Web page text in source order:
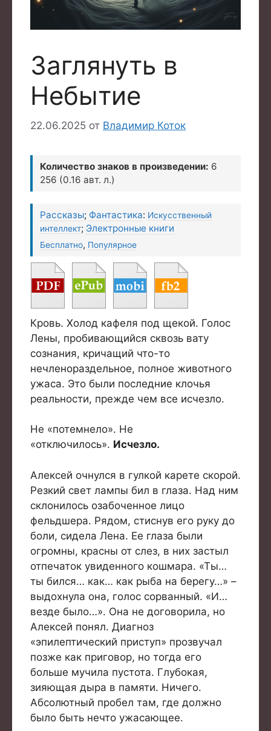
Заглянуть в
Небытие
22.06.2025 от Владимир Коток
Количество знаков в произведении: 6
256 (0.16 авт. л.)
Рассказы; Фантастика: Искусственный
интеллект; Электронные книги
Бесплатно, Популярное
Кровь. Холод кафеля под щекой. Голос
Лены, пробивающийся сквозь вату
сознания, кричащий что-то
нечленораздельное, полное животного
ужаса. Это были последние клочья
реальности, прежде чем все исчезло.
Не «потемнело». Не
«отключилось». Исчезло.
Алексей очнулся в гулкой карете скорой.
Резкий свет лампы бил в глаза. Над ним
склонилось озабоченное лицо
фельдшера. Рядом, стиснув его руку до
боли, сидела Лена. Ее глаза были
огромны, красны от слез, в них застыл
отпечаток увиденного кошмара. «Ты…
ты бился… как… как рыба на берегу…» –
выдохнула она, голос сорванный. «И…
везде было…». Она не договорила, но
Алексей понял. Диагноз
«эпилептический приступ» прозвучал
позже как приговор, но тогда его
больше мучила пустота. Глубокая,
зияющая дыра в памяти. Ничего.
Абсолютный пробел там, где должно
было быть нечто ужасающее.